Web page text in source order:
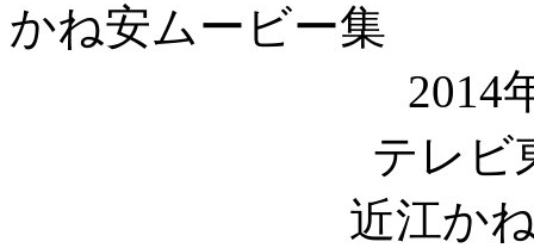
かね安ムービー集
2014
テレビ
近江か